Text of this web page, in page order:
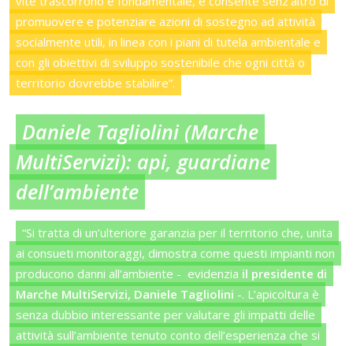
promuovere e potenziare azioni di sostegno ad attività
socialmente utili, in linea con i piani di tutela ambientale e
con gli obiettivi di sviluppo sostenibile che ogni città o
territorio dovrebbe stabilire”.
Daniele Tagliolini (Marche
MultiServizi): api, guardiane
dell’ambiente
“Si tratta di un’ulteriore garanzia per il territorio che, unita
ai consueti monitoraggi, dimostra come questi impianti non
producono danni all’ambiente - evidenzia il presidente di
Marche MultiServizi, Daniele Tagliolini -. L’apicoltura è
senza dubbio interessante per valutare gli impatti delle
attività sull’ambiente tenuto conto dell’esperienza che si